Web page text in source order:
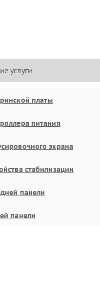
услуги
платы
питания
экрана
стабилизации
панели
панели